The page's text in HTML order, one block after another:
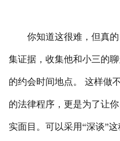
你知道这很难，但真的
集证据，收集他和小三的
的约会时间地点。 这样做
的法律程序，更是为了让
实面目。可以采用“深谈”